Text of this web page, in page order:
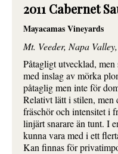
2011 Cabernet
Mayacamas Vineyards
Mt. Veeder, Napa
Påtagligt utvecklad,
med inslag av mörka
påtaglig men inte för
Relativt lätt i stilen, men
fräschör och intensitet i
linjärt snarare än tunt. I
kunna vara med i ett
Kan finnas för